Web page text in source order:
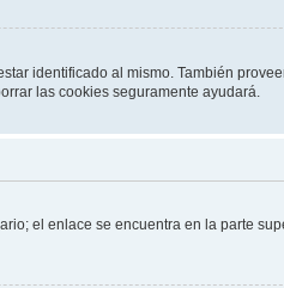
identificado al mismo. También
las cookies seguramente ayudará.
el enlace se encuentra en la parte